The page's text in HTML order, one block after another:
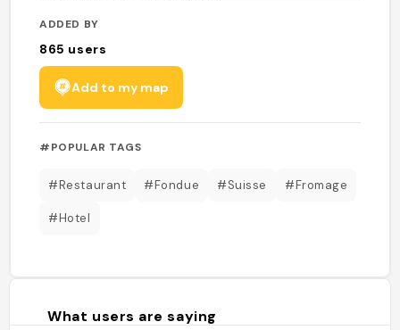
ADDED BY
865 users
Add to my map
#POPULAR TAGS
#Restaurant #Fondue #Suisse #Fromage
#Hotel
What users are saying